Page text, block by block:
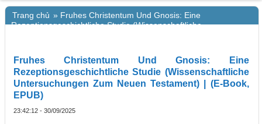
Trang chủ » Fruhes Christentum Und Gnosis: Eine
Rezeptionsgeschichtliche Studie (Wissenschaftliche
Fruhes Christentum Und Gnosis: Eine
Rezeptionsgeschichtliche Studie (Wissenschaftliche
Untersuchungen Zum Neuen Testament) | (E-Book,
EPUB)
23:42:12 - 30/09/2025